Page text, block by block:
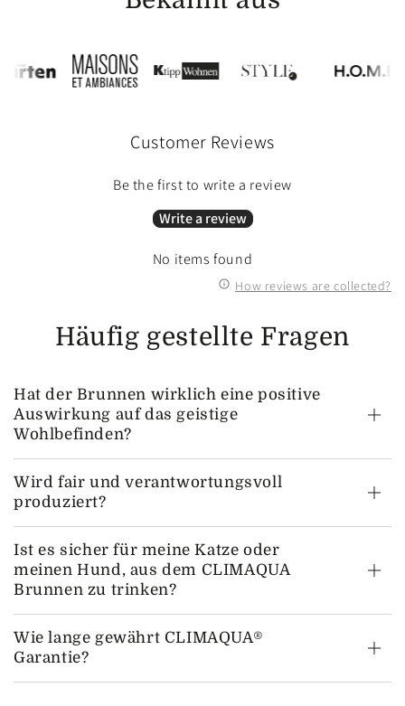
Customer Reviews
Be the first to write a review
Write a review
No items found
How reviews are collected?
Häufig gestellte Fragen
Hat der Brunnen wirklich eine positive
Auswirkung auf das geistige
Wohlbefinden?
Wird fair und verantwortungsvoll
produziert?
Ist es sicher für meine Katze oder
meinen Hund, aus dem CLIMAQUA
Brunnen zu trinken?
Wie lange gewährt CLIMAQUA®
Garantie?